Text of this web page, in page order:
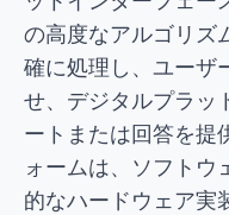
の高度なアルゴリズ
確に処理し、ユーザ
せ、デジタルプラッ
ートまたは回答を提
ォームは、ソフトウ
的なハードウェア実